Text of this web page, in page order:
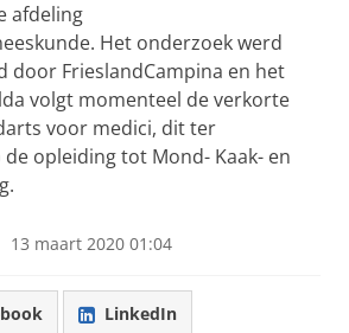
afdeling
Het onderzoek werd
door FrieslandCampina en het
volgt momenteel de verkorte
voor medici, dit ter
opleiding tot Mond- Kaak- en
13 maart 2020 01:04
LinkedIn